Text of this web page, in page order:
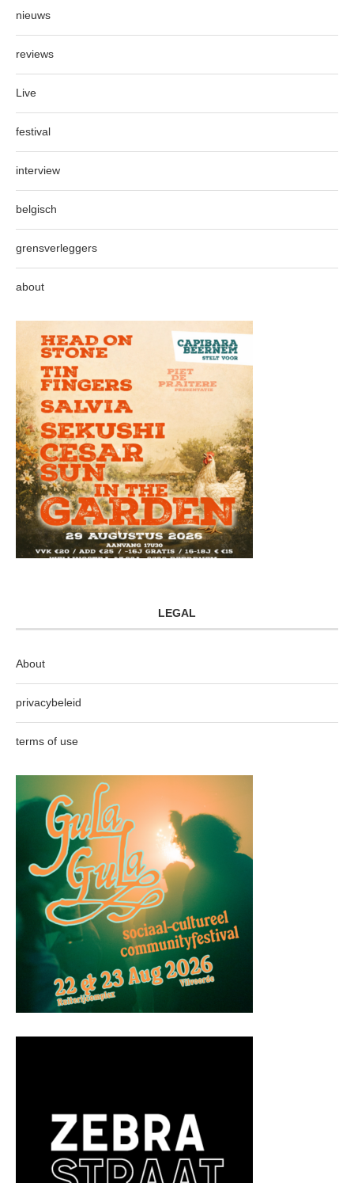
nieuws
reviews
Live
festival
interview
belgisch
grensverleggers
about
LEGAL
About
privacybeleid
terms of use